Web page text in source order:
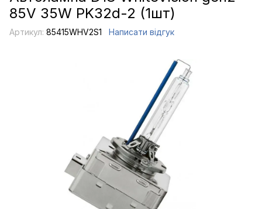
85V 35W PK32d-2 (1шт)
Артикул: 85415WHV2S1 Написати відгук